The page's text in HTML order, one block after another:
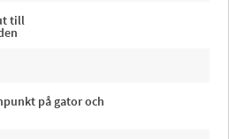
till
på gator och